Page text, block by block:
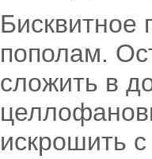
Бисквитное
пополам.
сложить в
искрошить